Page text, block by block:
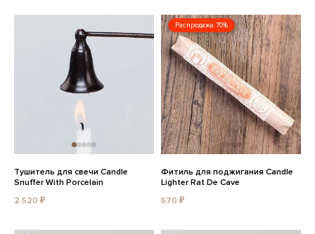
Тушитель для свечи Candle
Snuffer With Porcelain
2 520 ₽
Распродажа 70%
Фитиль для поджигания Candle
Lighter Rat De Cave
570 ₽